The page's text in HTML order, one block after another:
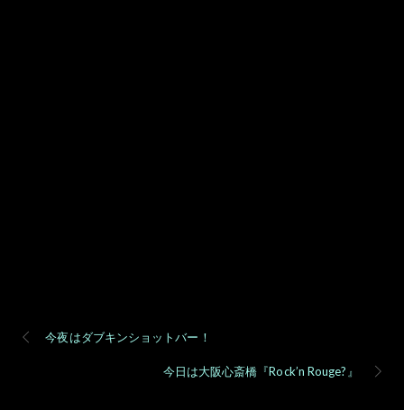
今夜はダブキンショットバー！
今日は大阪心斎橋『Rock’n Rouge?』